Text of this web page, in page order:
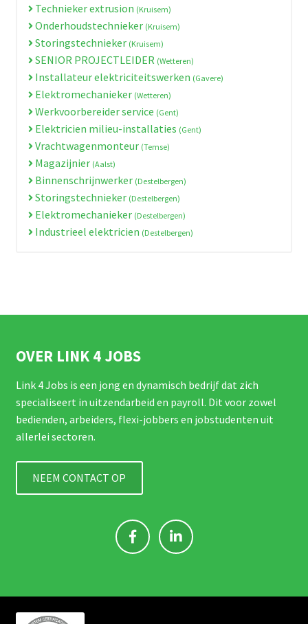
Technieker extrusion (Kruisem)
Onderhoudstechnieker (Kruisem)
Storingstechnieker (Kruisem)
SENIOR PROJECTLEIDER (Wetteren)
Installateur elektriciteitswerken (Gavere)
Elektromechanieker (Wetteren)
Werkvoorbereider service (Gent)
Elektricien milieu-installaties (Gent)
Vrachtwagenmonteur (Temse)
Magazijnier (Aalst)
Binnenschrijnwerker (Destelbergen)
Storingstechnieker (Destelbergen)
Elektromechanieker (Destelbergen)
Industrieel elektricien (Destelbergen)
OVER LINK 4 JOBS
Link 4 Jobs is een jong en dynamisch bedrijf dat zich
specialiseert in uitzendarbeid en payroll. Dit voor zowel
bedienden, arbeiders, flexi-jobbers en jobstudenten uit
allerlei sectoren.
NEEM CONTACT OP